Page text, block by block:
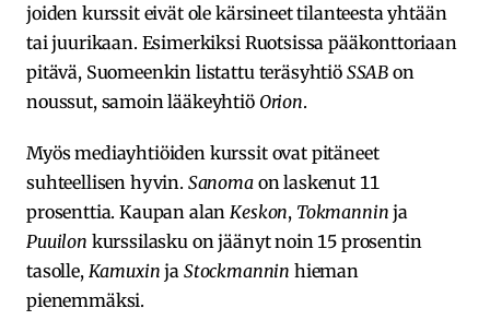
joiden kurssit eivät ole kärsineet tilanteesta yhtään
tai juurikaan. Esimerkiksi Ruotsissa pääkonttoriaan
pitävä, Suomeenkin listattu teräsyhtiö SSAB on
noussut, samoin lääkeyhtiö Orion.
Myös mediayhtiöiden kurssit ovat pitäneet
suhteellisen hyvin. Sanoma on laskenut 11
prosenttia. Kaupan alan Keskon, Tokmanninja
Puuilon kurssilasku on jäänyt noin 15 prosentin
tasolle, Kamuxinja Stockmannin hieman
pienemmäksi.